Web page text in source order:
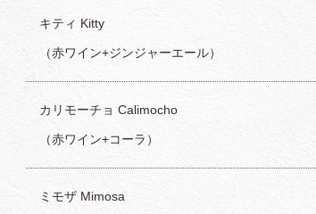
キティ Kitty
（赤ワイン+ジンジャーエール）
カリモーチョ Calimocho
（赤ワイン+コーラ）
ミモザ Mimosa